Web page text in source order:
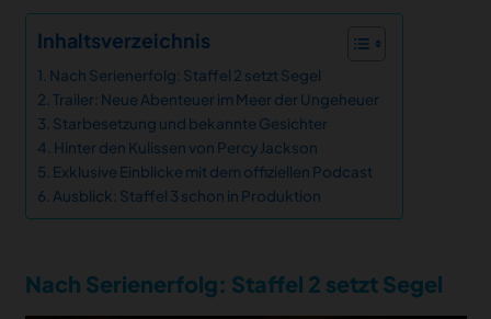
Inhaltsverzeichnis
Nach Serienerfolg: Staffel 2 setzt Segel
Trailer: Neue Abenteuer im Meer der Ungeheuer
Starbesetzung und bekannte Gesichter
Hinter den Kulissen von Percy Jackson
Exklusive Einblicke mit dem offiziellen Podcast
Ausblick: Staffel 3 schon in Produktion
Nach Serienerfolg: Staffel 2 setzt Segel